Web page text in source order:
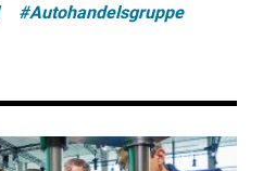
#Autohandelsgruppe